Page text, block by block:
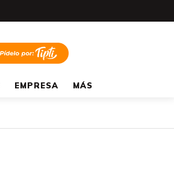
EMPRESA MÁS